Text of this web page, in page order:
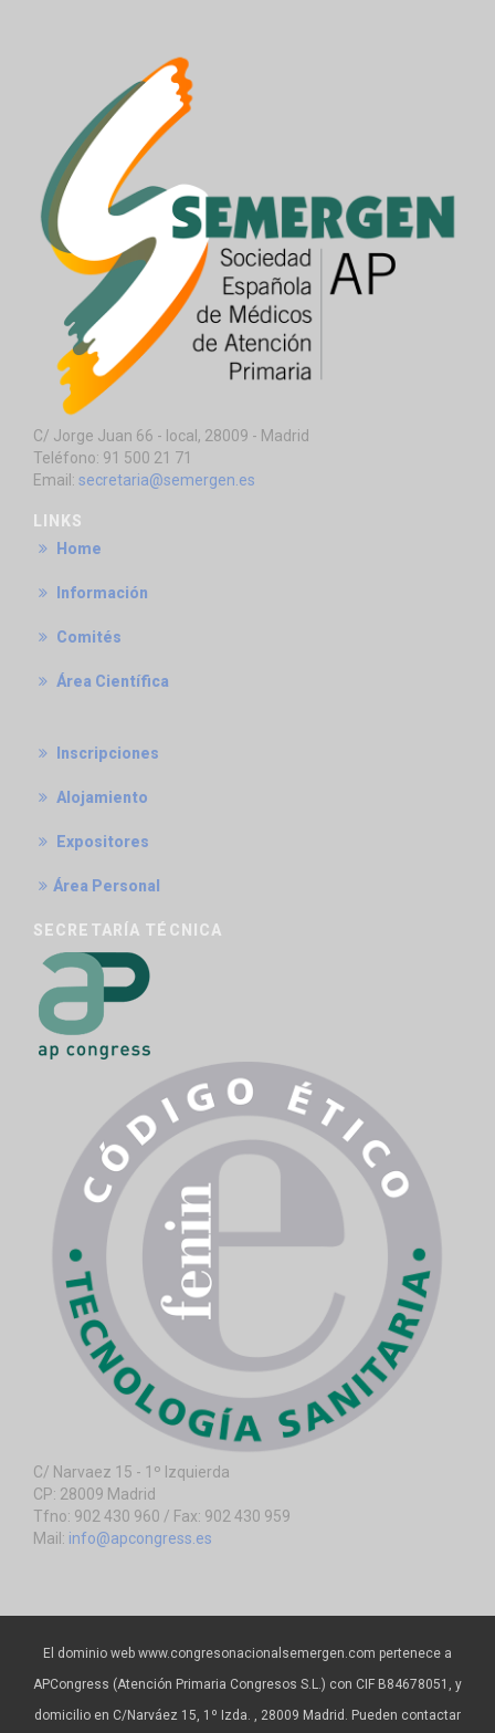
C/ Jorge Juan 66 - local, 28009 - Madrid
Teléfono: 91 500 21 71
Email: secretaria@semergen.es
LINKS
Home
Información
Comités
Área Científica
Inscripciones
Alojamiento
Expositores
Área Personal
SECRETARÍA TÉCNICA
C/ Narvaez 15 - 1º Izquierda
CP: 28009 Madrid
Tfno: 902 430 960 / Fax: 902 430 959
Mail: info@apcongress.es
El dominio web www.congresonacionalsemergen.com pertenece a
APCongress (Atención Primaria Congresos S.L.) con CIF B84678051, y
domicilio en C/Narváez 15, 1º Izda. , 28009 Madrid. Pueden contactar